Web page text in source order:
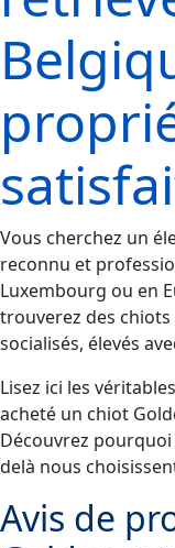
Vous cherchez un
reconnu et
Luxembourg ou en
trouverez des
socialisés, élevés
Lisez ici les
acheté un chiot
Découvrez pourquoi
delà nous
Avis de